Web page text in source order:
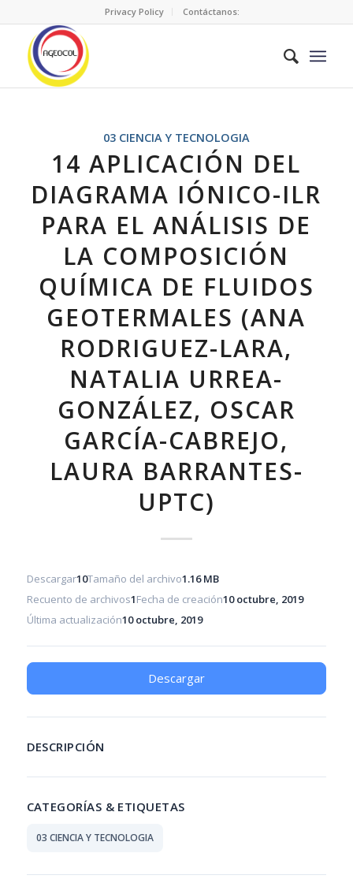
Privacy Policy Contáctanos:
03 CIENCIA Y TECNOLOGIA
14 APLICACIÓN DEL
DIAGRAMA IÓNICO-ILR
PARA EL ANÁLISIS DE
LA COMPOSICIÓN
QUÍMICA DE FLUIDOS
GEOTERMALES (ANA
RODRIGUEZ-LARA,
NATALIA URREA-
GONZÁLEZ, OSCAR
GARCÍA-CABREJO,
LAURA BARRANTES-
UPTC)
Descargar10Tamaño del archivo1.16 MB
Recuento de archivos1Fecha de creación10 octubre, 2019
Última actualización10 octubre, 2019
Descargar
DESCRIPCIÓN
CATEGORÍAS & ETIQUETAS
03 CIENCIA Y TECNOLOGIA